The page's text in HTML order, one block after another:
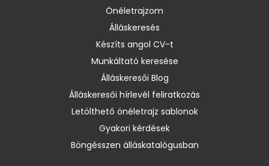
Önéletrajzom
Álláskeresés
Készíts angol CV-t
Munkáltató keresése
Álláskeresői Blog
Álláskeresői hírlevél feliratkozás
Letölthető önéletrajz sablonok
Gyakori kérdések
Böngésszen álláskatalógusban